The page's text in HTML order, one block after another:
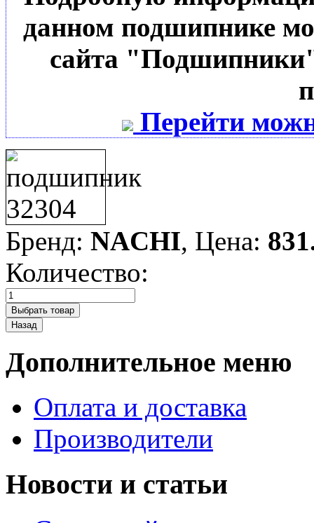
данном подшипнике
сайта
Перейти
Бренд: NACHI, Цена:
Количество:
Дополнительное меню
Оплата и доставка
Производители
Новости и статьи